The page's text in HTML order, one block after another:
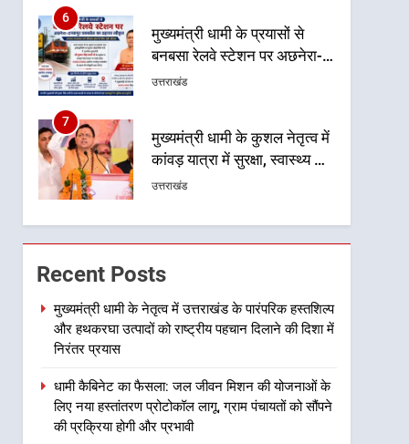
7
मुख्यमंत्री धामी के कुशल नेतृत्व में
कांवड़ यात्रा में सुरक्षा, स्वास्थ्य और
आपातकालीन सेवाओं की बनी
उत्तराखंड
8
मुख्यमंत्री धामी के नेतृत्व में मसूरी
बन रही विकास और पर्यटन का नया
केंद्र
उत्तराखंड
1
मुख्यमंत्री धामी के नेतृत्व में
उत्तराखंड के पारंपरिक हस्तशिल्प
और हथकरघा उत्पादों को राष्ट्रीय
पहचान दिलाने की दिशा में निरंतर
प्रयास
2
नया हस्तांतरण प्रोटोकॉल लागू,
ग्राम पंचायतों को सौंपने की
प्रक्रिया होगी और प्रभावी
उत्तराखंड
3
Recent Posts
मुख्यमंत्री धामी के नेतृत्व में उत्तराखंड के पारंपरिक हस्तशिल्प
और हथकरघा उत्पादों को राष्ट्रीय पहचान दिलाने की दिशा में
निरंतर प्रयास
धामी कैबिनेट का फैसला: जल जीवन मिशन की योजनाओं के
लिए नया हस्तांतरण प्रोटोकॉल लागू, ग्राम पंचायतों को सौंपने
की प्रक्रिया होगी और प्रभावी